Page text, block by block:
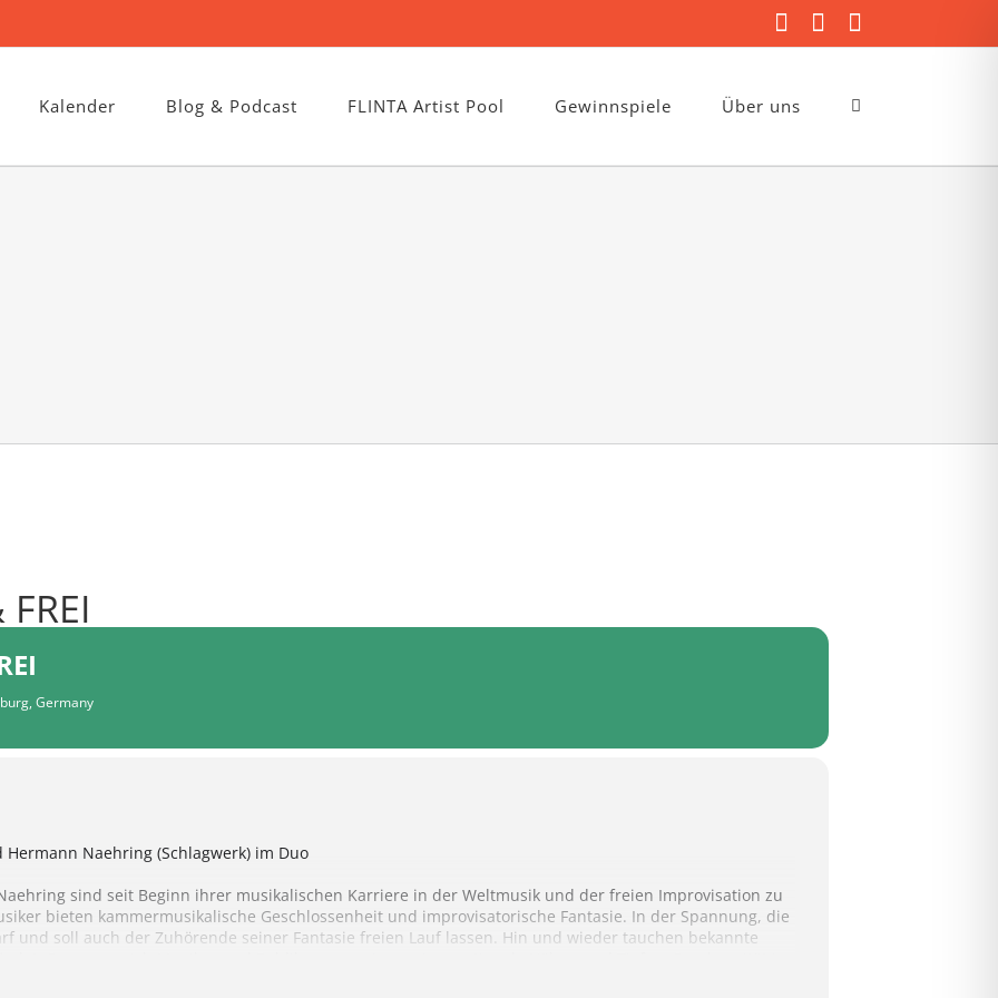
FacebookInstagram
Mail
Kalender Blog & Podcast FLINTA Artist Pool Gewinnspiele Über uns
Germany
Naehring (Schlagwerk) im Duo
sind seit Beginn ihrer musikalischen Karriere in der Weltmusik und der freien Improvisation zu
bieten kammermusikalische Geschlossenheit und improvisatorische Fantasie. In der Spannung, die
und soll auch der Zuhörende seiner Fantasie freien Lauf lassen. Hin und wieder tauchen bekannte